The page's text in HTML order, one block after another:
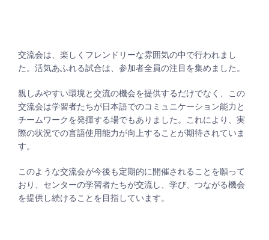
交流会は、楽しくフレンドリーな雰囲気の中で行われまし
た。活気あふれる試合は、参加者全員の注目を集めました。
親しみやすい環境と交流の機会を提供するだけでなく、この
交流会は学習者たちが日本語でのコミュニケーション能力と
チームワークを発揮する場でもありました。これにより、実
際の状況での言語使用能力が向上することが期待されていま
す。
このような交流会が今後も定期的に開催されることを願って
おり、センターの学習者たちが交流し、学び、つながる機会
を提供し続けることを目指しています。